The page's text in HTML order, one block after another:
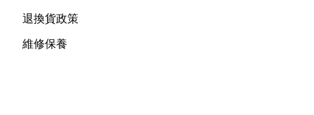
退換貨政策
維修保養